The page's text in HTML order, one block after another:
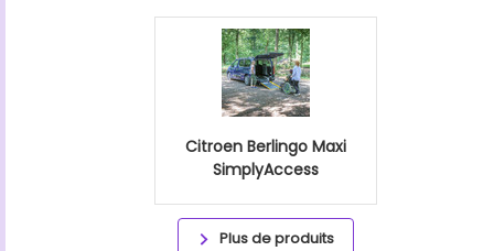
Citroen Berlingo Maxi
SimplyAccess
Plus de produits